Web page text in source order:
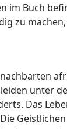
im Buch
zu
unter
Das